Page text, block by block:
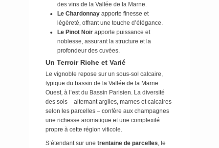
des vins de la Vallée de la Marne.
Le Chardonnayapporte finesse et
légèreté, offrant une touche d’élégance.
Le Pinot Noirapporte puissance et
noblesse, assurant la structure et la
profondeur des cuvées.
Un Terroir Riche et Varié
Le vignoble repose sur un sous-sol calcaire,
typique du bassin de la Vallée de la Marne
Ouest, à l’est du Bassin Parisien. La diversité
des sols – alternant argiles, marnes et calcaires
selon les parcelles – confère aux champagnes
une richesse aromatique et une complexité
propre à cette région viticole.
S’étendant sur une trentaine de parcelles, le